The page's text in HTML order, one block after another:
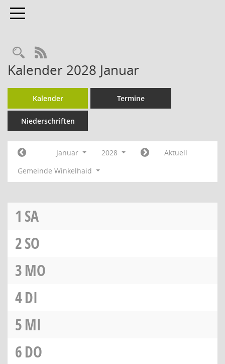
Toggle navigation
Rechercheauswahl
RSS-Feed
Kalender 2028 Januar
Kalender Termine
Niederschriften
Januar 2028
Aktuell
Gemeinde Winkelhaid
1 SA
2SO
3MO
4DI
5MI
6DO